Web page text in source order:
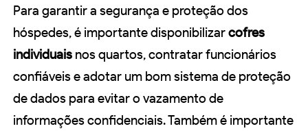
Para garantir a segurança e proteção dos
hóspedes, é importante disponibilizarcofres
individuais nos quartos, contratar funcionários
confiáveis e adotar um bom sistema de proteção
de dados para evitar o vazamento de
informações confidenciais. Também é importante